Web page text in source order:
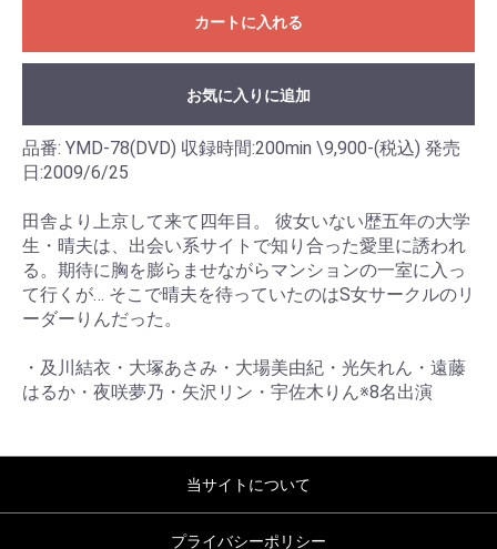
カートに入れる
お気に入りに追加
品番: YMD-78(DVD) 収録時間:200min \9,900-(税込) 発売
日:2009/6/25
田舎より上京して来て四年目。 彼女いない歴五年の大学
生・晴夫は、出会い系サイトで知り合った愛里に誘われ
る。期待に胸を膨らませながらマンションの一室に入っ
て行くが… そこで晴夫を待っていたのはS女サークルのリ
ーダーりんだった。
・及川結衣・大塚あさみ・大場美由紀・光矢れん・遠藤
はるか・夜咲夢乃・矢沢リン・宇佐木りん※8名出演
当サイトについて
プライバシーポリシー